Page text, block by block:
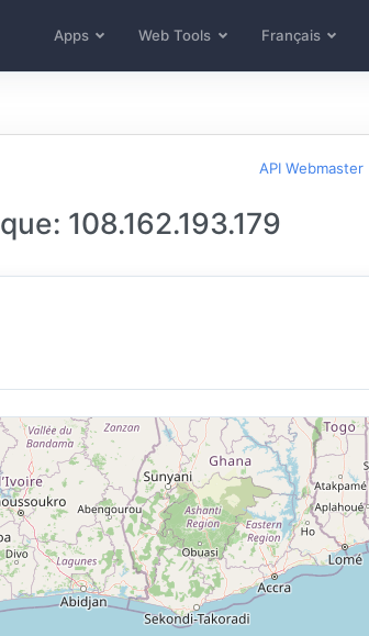
Apps Web Tools Français
API Webmaster
108.162.193.179